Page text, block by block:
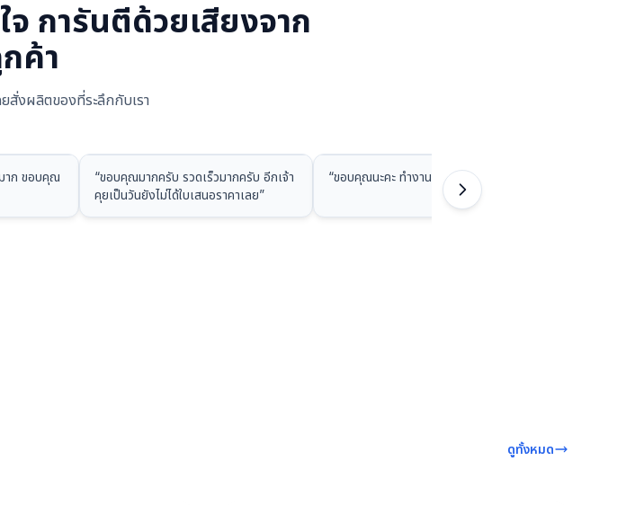
การันตีด้วยเสียงจาก
ค้า
สั่งผลิตของที่ระลึกกับเรา
าก ขอบคุณ
“ขอบคุณมากครับ รวดเร็วมากครับ อีกเจ้า
คุยเป็นวันยังไม่ได้ใบเสนอราคาเลย”
“ขอบคุณนะคะ ทำงานรวดเร็ว รักก
ดูทั้งหมด